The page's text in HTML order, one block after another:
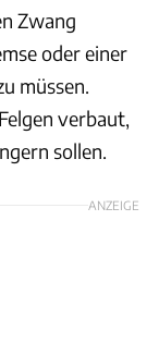
Zwang
oder einer
müssen.
verbaut,
sollen.
ANZEIGE